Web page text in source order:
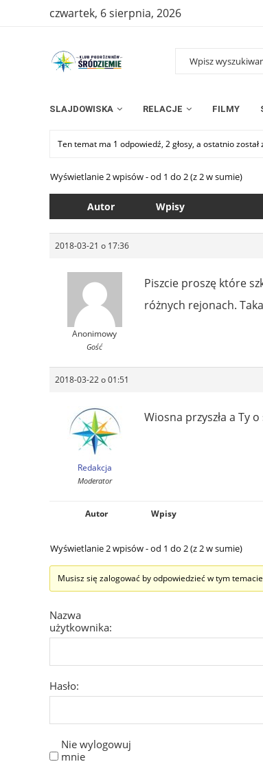
czwartek, 6 sierpnia, 2026
SLAJDOWISKA RELACJE FILMY
Ten temat ma 1 odpowiedź, 2 głosy, a ostatnio
Wyświetlanie 2 wpisów - od 1 do 2 (z 2 w sumie)
Autor Wpisy
2018-03-21 o 17:36
Anonimowy
Gość
Piszcie proszę które
różnych rejonach.
2018-03-22 o 01:51
Redakcja
Moderator
Wiosna przyszła a Ty
Autor Wpisy
Wyświetlanie 2 wpisów - od 1 do 2 (z 2 w sumie)
Musisz się zalogować by odpowiedzieć w tym
Nazwa
użytkownika:
Hasło:
Nie wylogowuj
mnie